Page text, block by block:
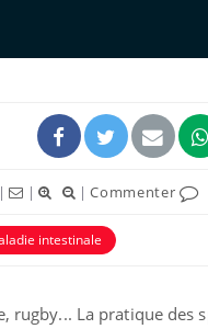
| | |Commenter
intestinale
rugby... La pratique des